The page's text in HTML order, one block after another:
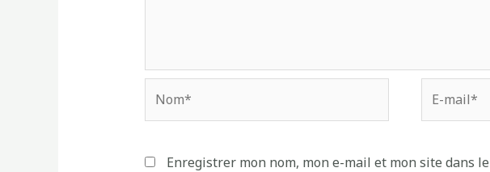
Enregistrer mon nom, mon e-mail et mon site dans